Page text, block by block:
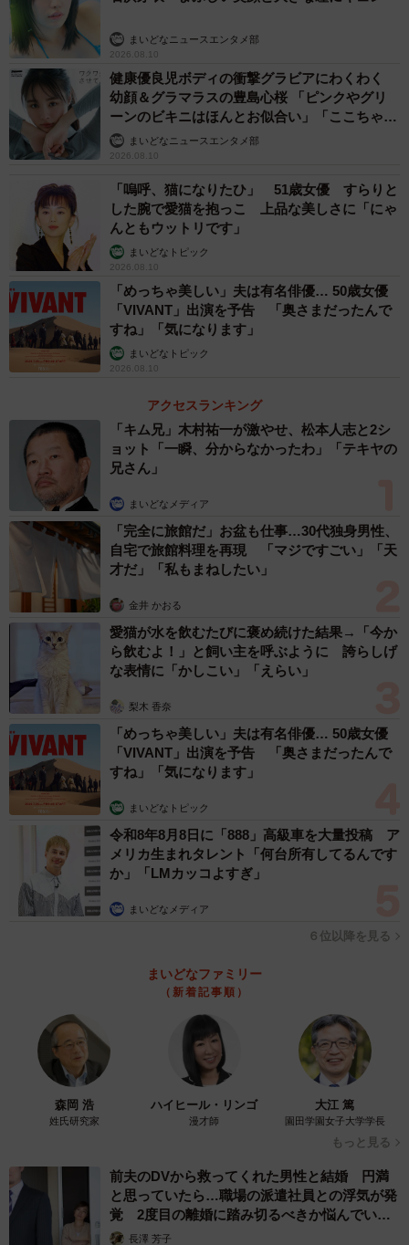
まいどなニュースエンタメ部
2026.08.10
健康優良児ボディの衝撃グラビアにわくわく
幼顔＆グラマラスの豊島心桜 「ピンクやグリ
ーンのビキニはほんとお似合い」「ここちゃん
天使 また可愛くなった」
まいどなニュースエンタメ部
2026.08.10
「嗚呼、猫になりたひ」 51歳女優 すらりと
した腕で愛猫を抱っこ 上品な美しさに「にゃ
んともウットリです」
まいどなトピック
2026.08.10
「めっちゃ美しい」夫は有名俳優… 50歳女優
「VIVANT」出演を予告 「奥さまだったんで
すね」「気になります」
まいどなトピック
2026.08.10
アクセスランキング
「キム兄」木村祐一が激やせ、松本人志と2シ
ョット「一瞬、分からなかったわ」「テキヤの
兄さん」
まいどなメディア
「完全に旅館だ」お盆も仕事…30代独身男性、
自宅で旅館料理を再現 「マジですごい」「天
才だ」「私もまねしたい」
金井 かおる
愛猫が水を飲むたびに褒め続けた結果→「今か
ら飲むよ！」と飼い主を呼ぶように 誇らしげ
な表情に「かしこい」「えらい」
梨木 香奈
「めっちゃ美しい」夫は有名俳優… 50歳女優
「VIVANT」出演を予告 「奥さまだったんで
すね」「気になります」
まいどなトピック
令和8年8月8日に「888」高級車を大量投稿 ア
メリカ生まれタレント「何台所有してるんです
か」「LMカッコよすぎ」
まいどなメディア
６位以降を見る
まいどなファミリー
（新着記事順）
森岡 浩
姓氏研究家
ハイヒール・リンゴ
漫才師
大江 篤
園田学園女子大学学長
もっと見る
前夫のDVから救ってくれた男性と結婚 円満
と思っていたら…職場の派遣社員との浮気が発
覚 2度目の離婚に踏み切るべきか悩んでいま
す【夫婦関係修復カウンセラーが解説】
長澤 芳子